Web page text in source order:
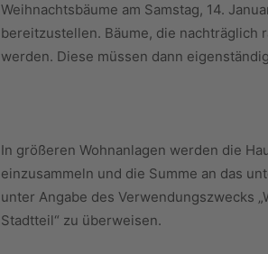
Weihnachtsbäume am Samstag, 14.
bereitzustellen. Bäume, die
werden. Diese müssen dann
In größeren Wohnanlagen werden die
einzusammeln und die Summe an das
unter Angabe des Verwendungszwecks
Stadtteil“ zu überweisen.